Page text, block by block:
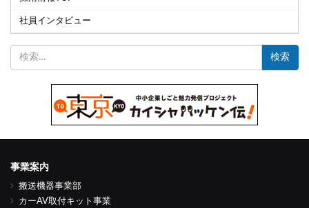
社員インタビュー
検
索:
事業案内
搬送機器事業部
カーAV取付キット事業